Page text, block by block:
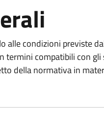
alle condizioni previste
termini compatibili con gli
della normativa in